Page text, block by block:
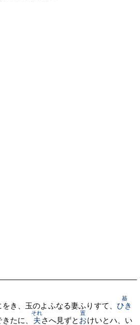
き、玉のよふなる妻ふりすて、 ひき
蟇
たに、 夫
それ
さへ見ずと お
置
けいとハ、い